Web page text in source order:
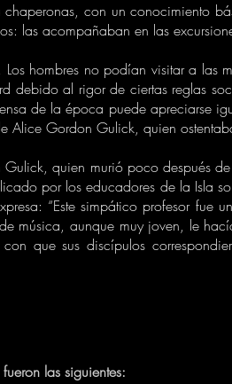
chaperonas, con un conocimiento
las acompañaban en las
hombres no podían visitar a las
debido al rigor de ciertas reglas
de la época puede apreciarse
Alice Gordon Gulick, quien
Gulick, quien murió poco después
por los educadores de la Isla
“Este simpático profesor
música, aunque muy joven, le
con que sus discípulos
las siguientes: